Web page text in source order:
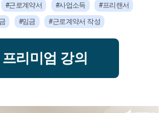
#근로계약서 #사업소득
#프리랜서
#임금 #근로계약서 작성
프리미엄 강의